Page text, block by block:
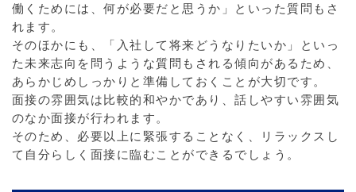
働くためには、何が必要だと思うか」といった質問もさ
れます。
そのほかにも、「入社して将来どうなりたいか」といっ
た未来志向を問うような質問もされる傾向があるため、
あらかじめしっかりと準備しておくことが大切です。
面接の雰囲気は比較的和やかであり、話しやすい雰囲気
のなか面接が行われます。
そのため、必要以上に緊張することなく、リラックスし
て自分らしく面接に臨むことができるでしょう。